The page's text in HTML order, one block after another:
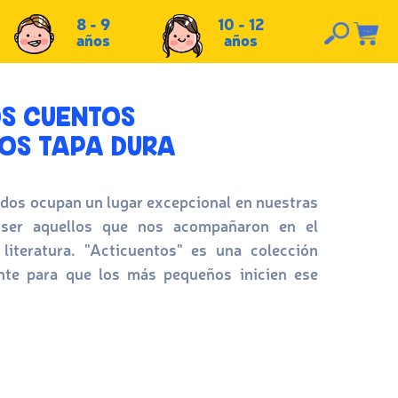
8 - 9
años
10 - 12
años
CUENTOS
TAPA DURA
ocupan un lugar excepcional en nuestras
aquellos que nos acompañaron en el
"Acticuentos" es una colección
para que los más pequeños inicien ese